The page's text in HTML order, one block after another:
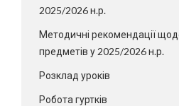
2025/2026 н.р.
Методичні рекомендації
предметів у 2025/2026 н.р.
Розклад уроків
Робота гуртків